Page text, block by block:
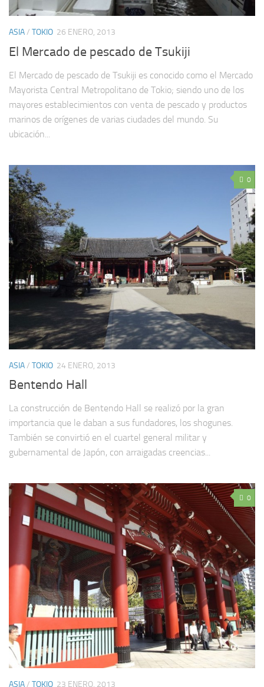
ASIA/ TOKIO 26 ENERO, 2013
El Mercado de pescado de Tsukiji
El Mercado de pescado de Tsukiji es conocido como el Mercado
Mayorista Central Metropolitano de Tokio; siendo uno de los
mayores establecimientos con venta de pescado y productos
marinos de orígenes de varias ciudades del mundo. Su
ubicación...
0
ASIA/ TOKIO 24 ENERO, 2013
Bentendo Hall
La construcción de Bentendo Hall se realizó por la gran
importancia que le daban a sus fundadores, los shogunes.
También se convirtió en el cuartel general militar y
gubernamental de Japón, con arraigadas creencias...
0
ASIA/ TOKIO 23 ENERO, 2013